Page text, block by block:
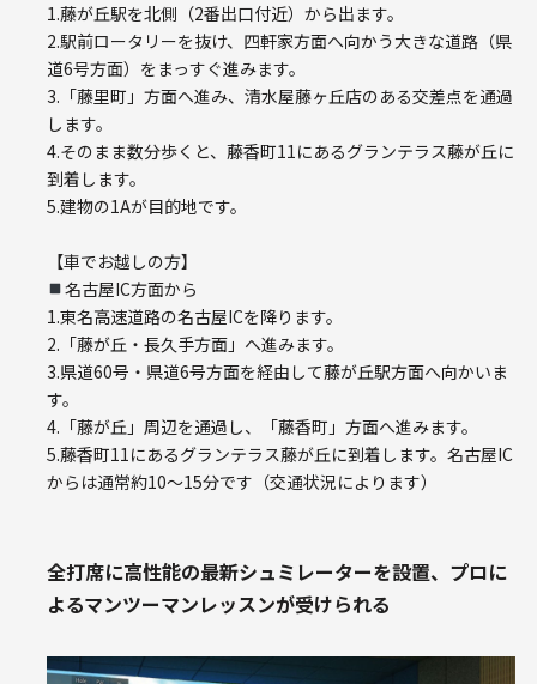
1.藤が丘駅を北側（2番出口付近）から出ます。
2.駅前ロータリーを抜け、四軒家方面へ向かう大きな道路（県
道6号方面）をまっすぐ進みます。
3.「藤里町」方面へ進み、清水屋藤ヶ丘店のある交差点を通過
します。
4.そのまま数分歩くと、藤香町11にあるグランテラス藤が丘に
到着します。
5.建物の1Aが目的地です。
【車でお越しの方】
名古屋IC方面から
1.東名高速道路の名古屋ICを降ります。
2.「藤が丘・長久手方面」へ進みます。
3.県道60号・県道6号方面を経由して藤が丘駅方面へ向かいま
す。
4.「藤が丘」周辺を通過し、「藤香町」方面へ進みます。
5.藤香町11にあるグランテラス藤が丘に到着します。名古屋IC
からは通常約10～15分です（交通状況によります）
全打席に高性能の最新シュミレーターを設置、プロに
よるマンツーマンレッスンが受けられる